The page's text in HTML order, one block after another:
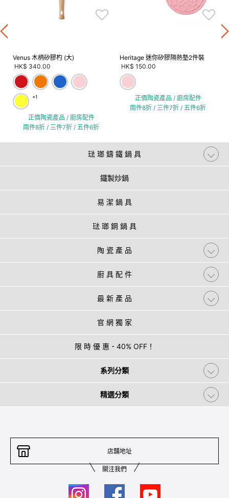
Venus 木柄矽膠杓 (大)
HK$ 340.00
+1
正價陶瓷產品 / 廚房配件
兩件8折 / 三件7折 / 五件6折
Heritage 迷你矽膠隔熱墊2件裝
HK$ 150.00
正價陶瓷產品 / 廚房配件
兩件8折 / 三件7折 / 五件6折
琺 瑯 鑄 鐵 鍋 具
鐵製炒鍋
易 潔 鍋 具
琺 瑯 鋼 鍋 具
陶 瓷 產 品
廚 具 配 件
最 新 產 品
官 網 獨 家
限 時 優 惠 - 40% OFF！
系列分類
精選分類
店舖地址
關注我們